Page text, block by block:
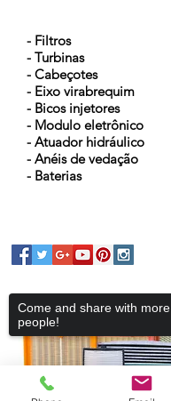
- Filtros
- Turbinas
- Cabeçotes
- Eixo virabrequim
- Bicos injetores
- Modulo eletrônico
- Atuador hidráulico
- Anéis de vedação
- Baterias
Come and share with more
people!